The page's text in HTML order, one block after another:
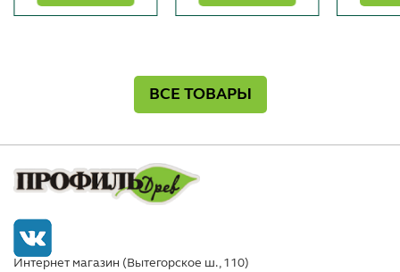
ВСЕ ТОВАРЫ
Интернет магазин (Вытегорское ш., 110)